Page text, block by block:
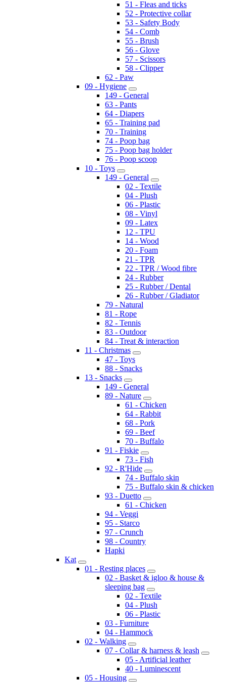
51 - Fleas and ticks
52 - Protective collar
53 - Safety Body
54 - Comb
55 - Brush
56 - Glove
57 - Scissors
58 - Clipper
62 - Paw
09 - Hygiene
149 - General
63 - Pants
64 - Diapers
65 - Training pad
70 - Training
74 - Poop bag
75 - Poop bag holder
76 - Poop scoop
10 - Toys
149 - General
02 - Textile
04 - Plush
06 - Plastic
08 - Vinyl
09 - Latex
12 - TPU
14 - Wood
20 - Foam
21 - TPR
22 - TPR / Wood fibre
24 - Rubber
25 - Rubber / Dental
26 - Rubber / Gladiator
79 - Natural
81 - Rope
82 - Tennis
83 - Outdoor
84 - Treat & interaction
11 - Christmas
47 - Toys
88 - Snacks
13 - Snacks
149 - General
89 - Nature
61 - Chicken
64 - Rabbit
68 - Pork
69 - Beef
70 - Buffalo
91 - Fiskie
73 - Fish
92 - R'Hide
74 - Buffalo skin
75 - Buffalo skin & chicken
93 - Duetto
61 - Chicken
94 - Veggi
95 - Starco
97 - Crunch
98 - Country
Hapki
Kat
01 - Resting places
02 - Basket & igloo & house &
sleeping bag
02 - Textile
04 - Plush
06 - Plastic
03 - Furniture
04 - Hammock
02 - Walking
07 - Collar & harness & leash
05 - Artificial leather
40 - Luminescent
05 - Housing